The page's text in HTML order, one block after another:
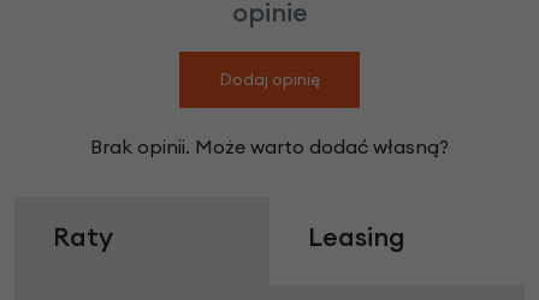
opinie
Dodaj opinię
Brak opinii. Może warto dodać własną?
Raty Leasing